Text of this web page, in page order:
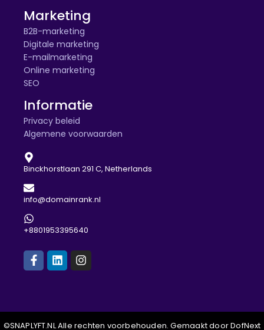
Marketing
B2B-marketing
Digitale marketing
E-mailmarketing
Online marketing
SEO
Informatie
Privacy beleid
Algemene voorwaarden
Binckhorstlaan 291 C, Netherlands
info@domainrank.nl
+8801953395640
©SNAPLYFT.NL Alle rechten voorbehouden. Gemaakt door DofNext